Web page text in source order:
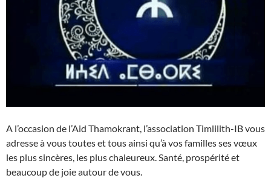
A l’occasion de l’Aid Thamokrant, l’association Timlilith-IB vous
adresse à vous toutes et tous ainsi qu’à vos familles ses vœux
les plus sincères, les plus chaleureux. Santé, prospérité et
beaucoup de joie autour de vous.